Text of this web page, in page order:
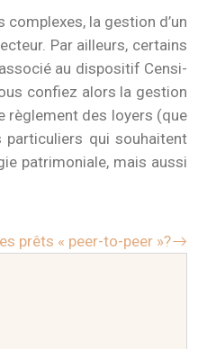
la gestion d’un
Par ailleurs, certains
au dispositif Censi-
confiez alors la gestion
règlement des loyers (que
qui souhaitent
patrimoniale, mais aussi
prêts « peer-to-peer »?